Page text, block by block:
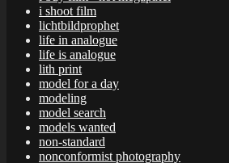
i shoot film
lichtbildprophet
life in analogue
life is analogue
lith print
model for a day
modeling
model search
models wanted
non-standard
nonconformist photography